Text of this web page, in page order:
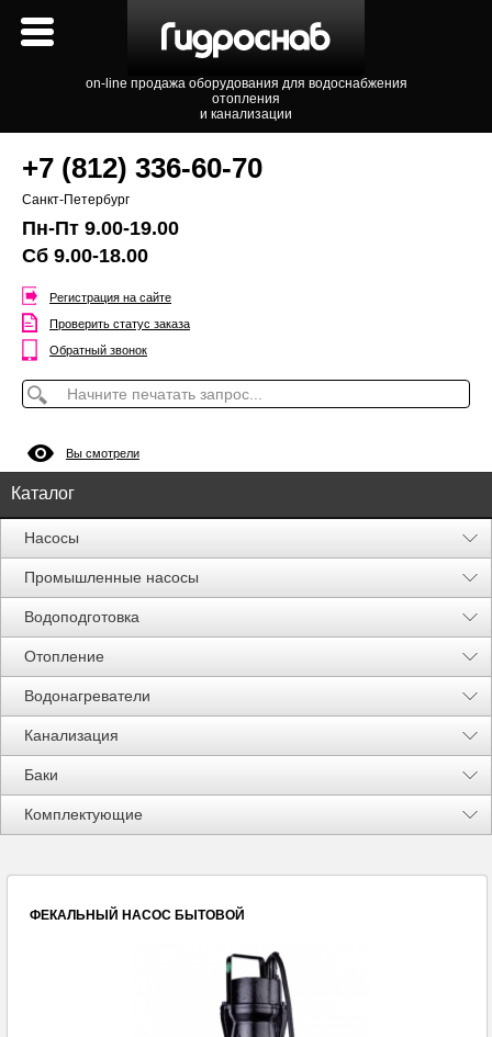
on-line продажа оборудования для водоснабжения
отопления
и канализации
+7 (812) 336-60-70
Санкт-Петербург
Пн-Пт 9.00-19.00
Сб 9.00-18.00
Регистрация на сайте
Проверить статус заказа
Обратный звонок
Вы смотрели
Каталог
Насосы
Промышленные насосы
Водоподготовка
Отопление
Водонагреватели
Канализация
Баки
Комплектующие
Акции %
ФЕКАЛЬНЫЙ НАСОС БЫТОВОЙ